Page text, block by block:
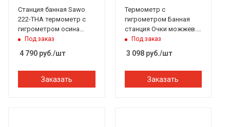
Станция банная Sawo
222-THA термометр с
гигрометром осина
250*30*135 мм
Под заказ
4 790 руб./шт
Заказать
Термометр с
гигрометром Банная
станция Очки можжев.
прямая форма липа, TH-
21-JS 212F, Банный
Эксперт
Под заказ
3 098руб./шт
Заказать